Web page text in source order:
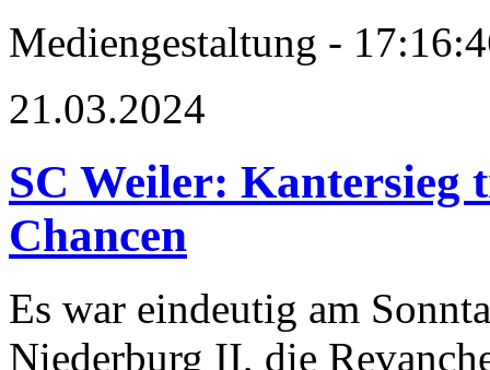
Mediengestaltung -
21.03.2024
SC Weiler: Kantersieg
Chancen
Es war eindeutig am
Niederburg II, die